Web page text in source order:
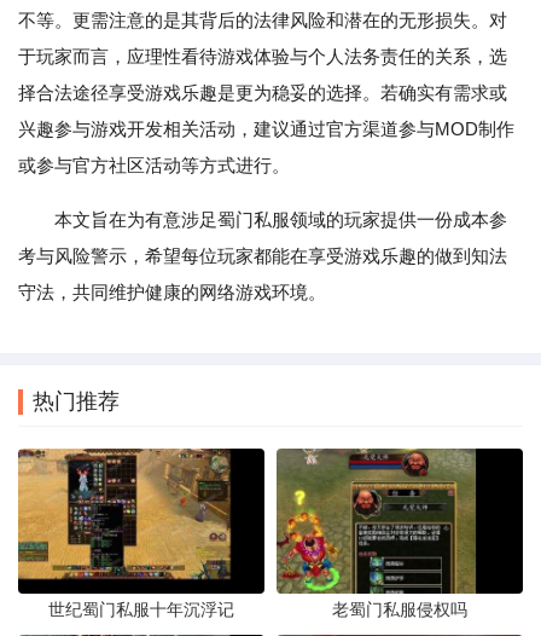
不等。更需注意的是其背后的法律风险和潜在的无形损失。对
于玩家而言，应理性看待游戏体验与个人法务责任的关系，选
择合法途径享受游戏乐趣是更为稳妥的选择。若确实有需求或
兴趣参与游戏开发相关活动，建议通过官方渠道参与MOD制作
或参与官方社区活动等方式进行。
本文旨在为有意涉足蜀门私服领域的玩家提供一份成本参
考与风险警示，希望每位玩家都能在享受游戏乐趣的做到知法
守法，共同维护健康的网络游戏环境。
热门推荐
世纪蜀门私服十年沉浮记 老蜀门私服侵权吗